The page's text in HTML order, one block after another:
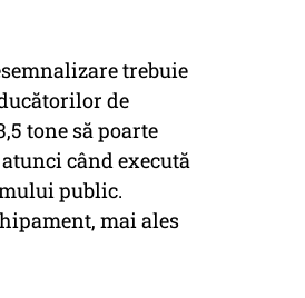
trebuie
de
tone să poarte
când execută
public.
mai ales